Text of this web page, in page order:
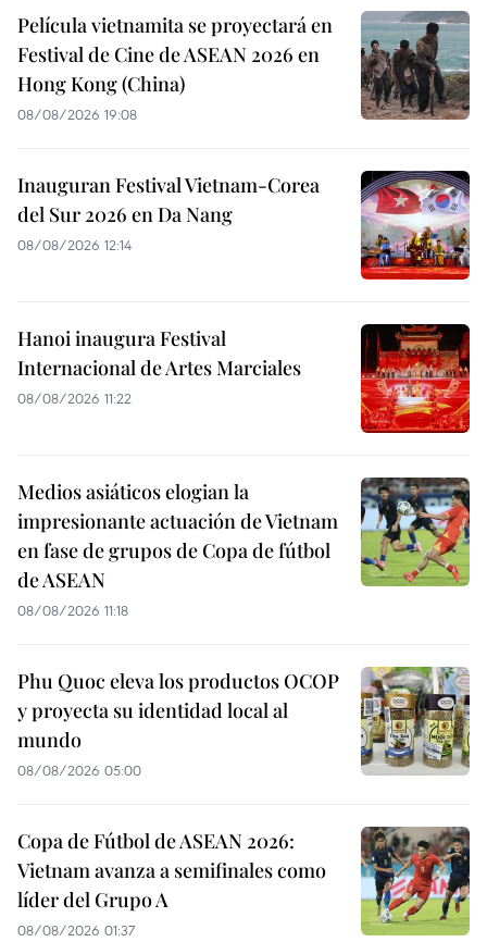
Película vietnamita se proyectará en
Festival de Cine de ASEAN 2026 en
Hong Kong (China)
08/08/2026 19:08
Inauguran Festival Vietnam-Corea
del Sur 2026 en Da Nang
08/08/2026 12:14
Hanoi inaugura Festival
Internacional de Artes Marciales
08/08/2026 11:22
Medios asiáticos elogian la
impresionante actuación de Vietnam
en fase de grupos de Copa de fútbol
de ASEAN
08/08/2026 11:18
Phu Quoc eleva los productos OCOP
y proyecta su identidad local al
mundo
08/08/2026 05:00
Copa de Fútbol de ASEAN 2026:
Vietnam avanza a semifinales como
líder del Grupo A
08/08/2026 01:37